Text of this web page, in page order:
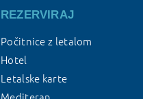
REZERVIRAJ
Počitnice z letalom
Hotel
Letalske karte